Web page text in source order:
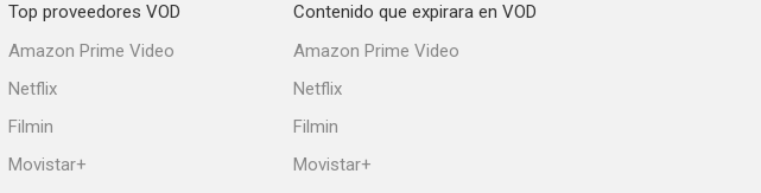
Top proveedores VOD
Amazon Prime Video
Netflix
Filmin
Movistar+
Contenido que expirara en VOD
Amazon Prime Video
Netflix
Filmin
Movistar+